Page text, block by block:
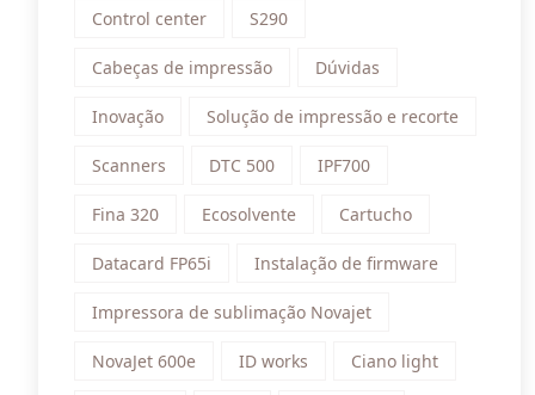
Control center S290
Cabeças de impressão Dúvidas
Inovação Solução de impressão e recorte
Scanners DTC 500 IPF700
Fina 320 Ecosolvente Cartucho
Datacard FP65i Instalação de firmware
Impressora de sublimação Novajet
NovaJet 600e ID works Ciano light